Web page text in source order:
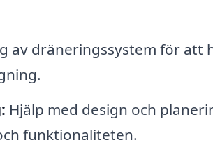
av dräneringssystem för
Hjälp med design och
funktionaliteten.